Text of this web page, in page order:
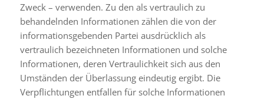
Zweck – verwenden. Zu den als vertraulich zu
behandelnden Informationen zählen die von der
informationsgebenden Partei ausdrücklich als
vertraulich bezeichneten Informationen und solche
Informationen, deren Vertraulichkeit sich aus den
Umständen der Überlassung eindeutig ergibt. Die
Verpflichtungen entfallen für solche Informationen